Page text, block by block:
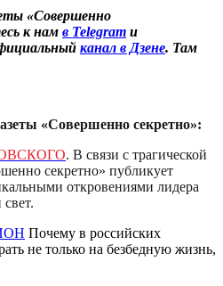
«Совершенно
к нам в Telegram и
канал в Дзене. Там
«Совершенно секретно»:
. В связи с трагической
секретно» публикует
откровениями лидера
Почему в российских
не только на безбедную жизнь,